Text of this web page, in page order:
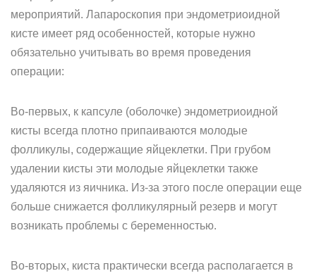
мероприятий. Лапароскопия при эндометриоидной
кисте имеет ряд особенностей, которые нужно
обязательно учитывать во время проведения
операции:
Во-первых, к капсуле (оболочке) эндометриоидной
кисты всегда плотно припаиваются молодые
фолликулы, содержащие яйцеклетки. При грубом
удалении кисты эти молодые яйцеклетки также
удаляются из яичника. Из-за этого после операции еще
больше снижается фолликулярный резерв и могут
возникать проблемы с беременностью.
Во-вторых, киста практически всегда располагается в